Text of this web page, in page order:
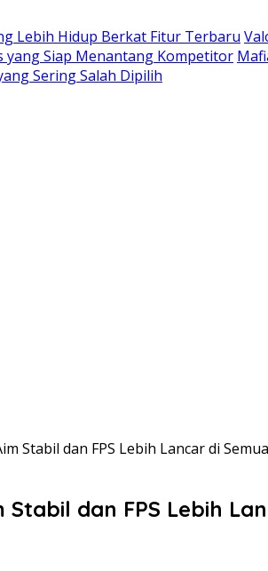
Lebih Hidup Berkat Fitur Terbaru
yang Siap Menantang Kompetitor
Sering Salah Dipilih
Stabil dan FPS Lebih Lancar di
dan FPS Lebih